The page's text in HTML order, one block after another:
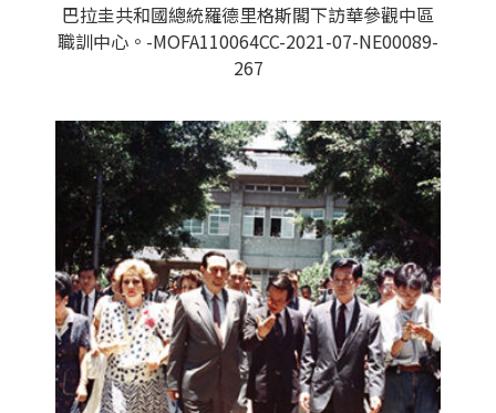
巴拉圭共和國總統羅德里格斯閣下訪華參觀中區
職訓中心。-MOFA110064CC-2021-07-NE00089-
267